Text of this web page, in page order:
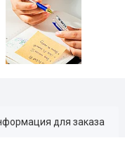
для заказа